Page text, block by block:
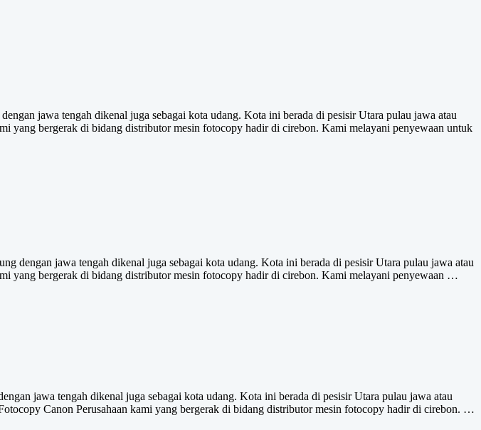
jawa tengah dikenal juga sebagai kota udang. Kota ini berada di pesisir Utara pulau jawa atau
yang bergerak di bidang distributor mesin fotocopy hadir di cirebon. Kami melayani penyewaan untuk
dengan jawa tengah dikenal juga sebagai kota udang. Kota ini berada di pesisir Utara pulau jawa atau
yang bergerak di bidang distributor mesin fotocopy hadir di cirebon. Kami melayani penyewaan …
jawa tengah dikenal juga sebagai kota udang. Kota ini berada di pesisir Utara pulau jawa atau
Canon Perusahaan kami yang bergerak di bidang distributor mesin fotocopy hadir di cirebon. …